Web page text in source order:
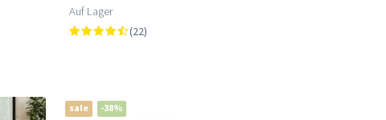
Auf Lager
(22)
sale -38%